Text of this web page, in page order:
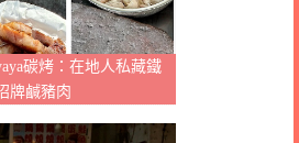
碳烤：在地人私藏鐵
牌鹹豬肉